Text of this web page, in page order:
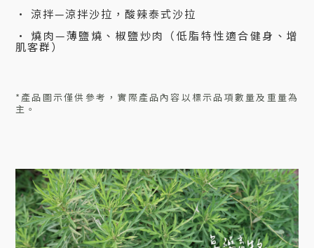
•
涼拌—涼拌沙拉，酸辣泰式沙拉
•
燒肉—薄鹽燒、椒鹽炒肉（低脂特性適合健身、增
肌客群）
*產品圖示僅供參考，實際產品內容以標示品項數量及重量為
主。